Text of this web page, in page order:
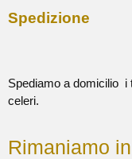
Spedizione
Spediamo a domicilio i
celeri.
Rimaniamo